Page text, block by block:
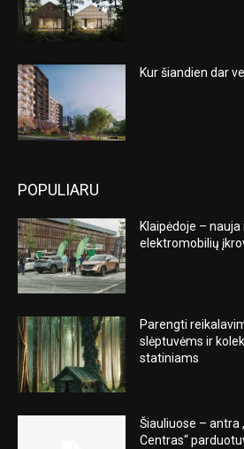
Kur šiandien dar
POPULIARU
Klaipėdoje –
elektromobilių
Parengti
slėptuvėms ir
statiniams
Šiauliuose – antra
Centras“